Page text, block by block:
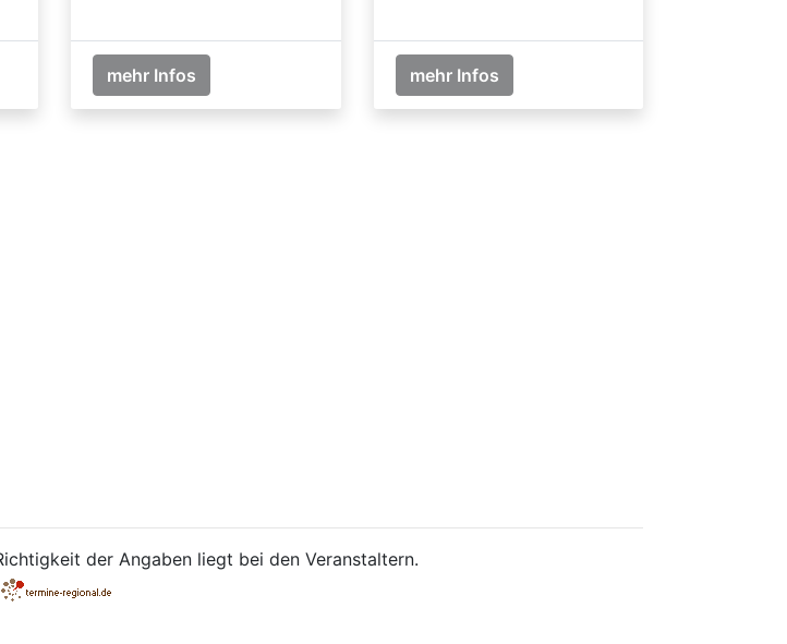
mehr Infos mehr Infos
der Angaben liegt bei den Veranstaltern.